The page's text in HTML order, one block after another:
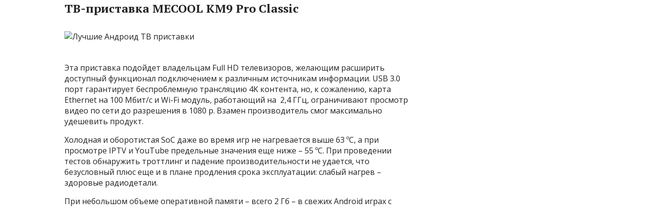
ТВ-приставка MECOOL KM9 Pro Classic
Эта приставка подойдет владельцам Full HD телевизоров, желающим расширить
доступный функционал подключением к различным источникам информации. USB 3.0
порт гарантирует беспроблемную трансляцию 4K контента, но, к сожалению, карта
Ethernet на 100 Мбит/с и Wi-Fi модуль, работающий на 2,4 ГГц, ограничивают просмотр
видео по сети до разрешения в 1080 p. Взамен производитель смог максимально
удешевить продукт.
Холодная и оборотистая SoC даже во время игр не нагревается выше 63 ºC, а при
просмотре IPTV и YouTube предельные значения еще ниже – 55 ºC. При проведении
тестов обнаружить троттлинг и падение производительности не удается, что
безусловный плюс еще и в плане продления срока эксплуатации: слабый нагрев –
здоровые радиодетали.
При небольшом объеме оперативной памяти – всего 2 Гб – в свежих Android играх с